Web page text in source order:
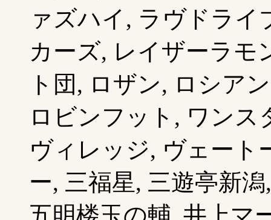
ァズハイ, ラヴドライ
カーズ, レイザーラモ
ト団, ロザン, ロシア
ロビンフット, ワンス
ヴィレッジ, ヴェート
ー, 三福星, 三遊亭新